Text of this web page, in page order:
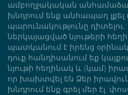
ամբողջակական
խնդրում ենք անհապաղ լքել
պարունակությունը դիտելու:
ներկայացված նյութերի
պատկանում է իրենց
դուք հանդիսանում եք
նյութի հեղինակ և (կամ)
որ խախտվել են Ձեր
խնդրում ենք գրել մեր էլ.